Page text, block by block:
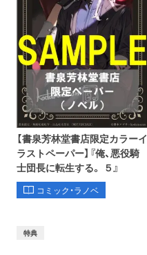
【書泉芳林堂書店限定カラーイ
ラストペーパー】『俺、悪役騎
士団長に転生する。 ５』
コミック・ラノベ
特典